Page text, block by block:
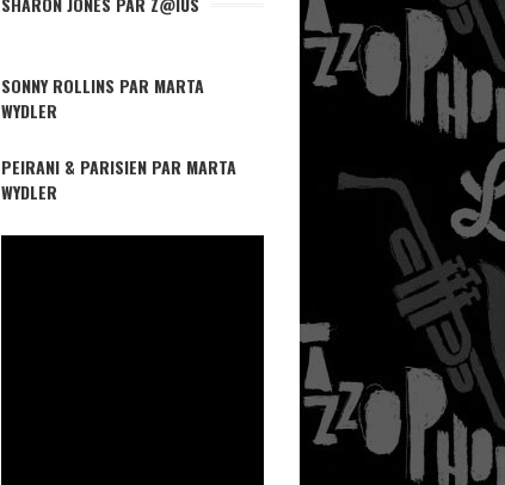
SONNY ROLLINS PAR MARTA
WYDLER
PEIRANI & PARISIEN PAR MARTA
WYDLER